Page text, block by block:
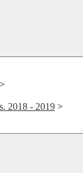
>
2018 - 2019 >